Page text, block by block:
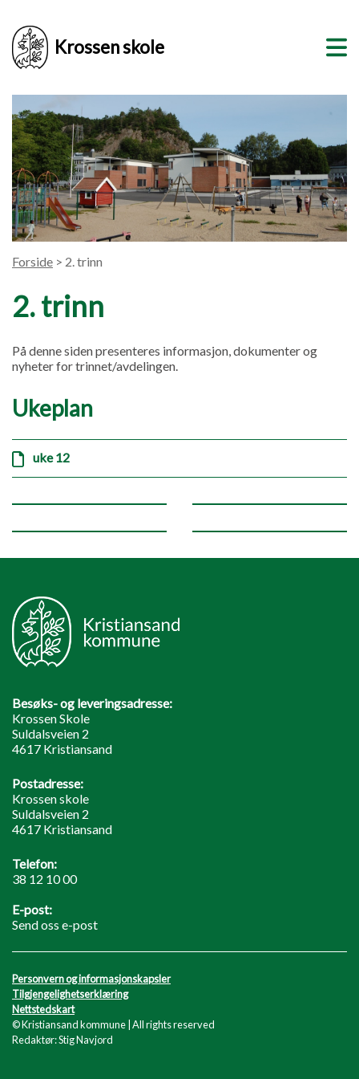
Krossen skole
Forside > 2. trinn
2. trinn
På denne siden presenteres informasjon, dokumenter og
nyheter for trinnet/avdelingen.
Ukeplan
uke 12
Besøks- og leveringsadresse:
Krossen Skole
Suldalsveien 2
4617 Kristiansand
Postadresse:
Krossen skole
Suldalsveien 2
4617 Kristiansand
Telefon:
38 12 10 00
E-post:
Send oss e-post
Personvern og informasjonskapsler
Tilgjengelighetserklæring
Nettstedskart
© Kristiansand kommune | All rights reserved
Redaktør: Stig Navjord